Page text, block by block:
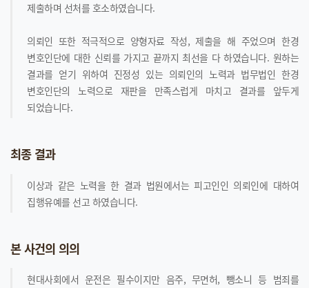
제출하며 선처를 호소하였습니다.
의뢰인 또한 적극적으로 양형자료 작성, 제출을 해 주었으며 한경
변호인단에 대한 신뢰를 가지고 끝까지 최선을 다 하였습니다. 원하는
결과를 얻기 위하여 진정성 있는 의뢰인의 노력과 법무법인 한경
변호인단의 노력으로 재판을 만족스럽게 마치고 결과를 앞두게
되었습니다.
최종 결과
이상과 같은 노력을 한 결과 법원에서는 피고인인 의뢰인에 대하여
집행유예를 선고 하였습니다.
본 사건의 의의
현대사회에서 운전은 필수이지만 음주, 무면허, 뺑소니 등 범죄를